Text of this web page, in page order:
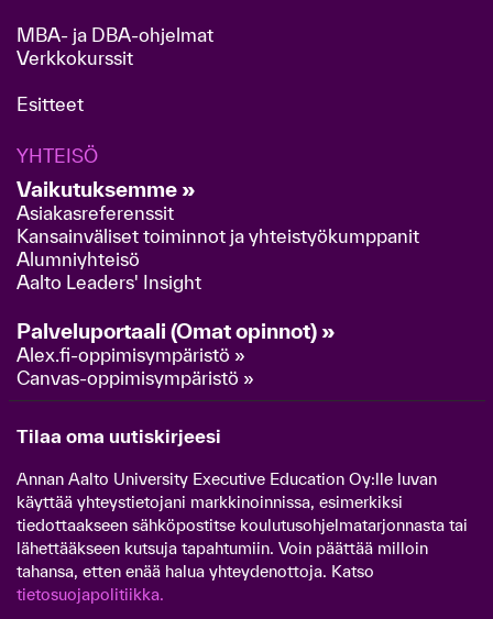
MBA- ja DBA-ohjelmat
Verkkokurssit
Esitteet
YHTEISÖ
Vaikutuksemme »
Asiakasreferenssit
Kansainväliset toiminnot ja yhteistyökumppanit
Alumniyhteisö
Aalto Leaders' Insight
Palveluportaali (Omat opinnot) »
Alex.fi-oppimisympäristö »
Canvas-oppimisympäristö »
Tilaa oma uutiskirjeesi
Annan Aalto University Executive Education Oy:lle luvan
käyttää yhteystietojani markkinoinnissa, esimerkiksi
tiedottaakseen sähköpostitse koulutusohjelmatarjonnasta tai
lähettääkseen kutsuja tapahtumiin. Voin päättää milloin
tahansa, etten enää halua yhteydenottoja. Katso
tietosuojapolitiikka.